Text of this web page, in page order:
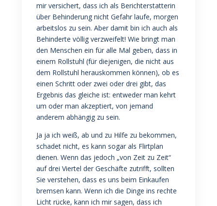
mir versichert, dass ich als Berichterstatterin
über Behinderung nicht Gefahr laufe, morgen
arbeitslos zu sein. Aber damit bin ich auch als
Behinderte völlig verzweifelt! Wie bringt man
den Menschen ein für alle Mal geben, dass in
einem Rollstuhl (für diejenigen, die nicht aus
dem Rollstuhl herauskommen können), ob es
einen Schritt oder zwei oder drei gibt, das
Ergebnis das gleiche ist: entweder man kehrt
um oder man akzeptiert, von jemand
anderem abhängig zu sein.
Ja ja ich weiß, ab und zu Hilfe zu bekommen,
schadet nicht, es kann sogar als Flirtplan
dienen. Wenn das jedoch „von Zeit zu Zeit“
auf drei Viertel der Geschäfte zutrifft, sollten
Sie verstehen, dass es uns beim Einkaufen
bremsen kann. Wenn ich die Dinge ins rechte
Licht rücke, kann ich mir sagen, dass ich